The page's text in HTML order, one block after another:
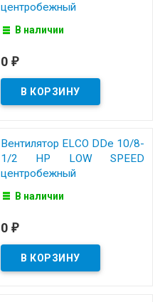
центробежный
В наличии
0 ₽
Вентилятор ELCO DDe 10/8-
1/2 HP LOW SPEED
центробежный
В наличии
0 ₽